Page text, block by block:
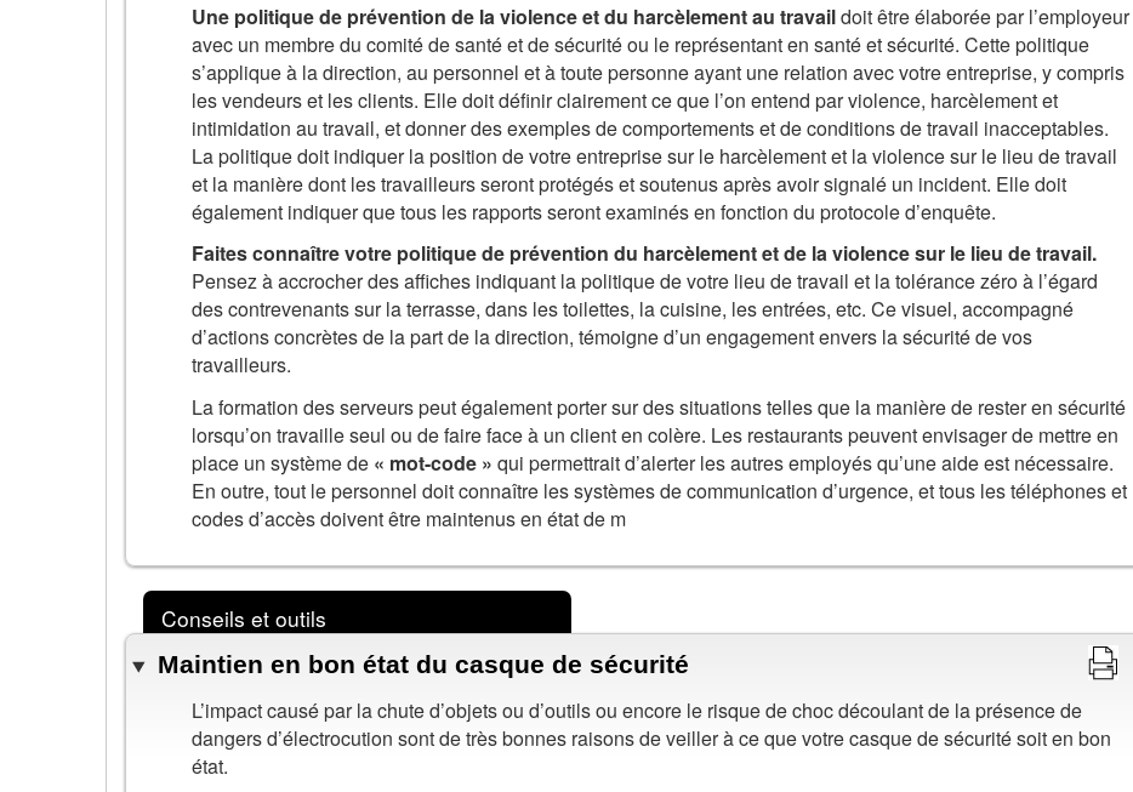
Une politique de prévention de la violence et du harcèlement au travaildoit être élaborée par l’employeur
avec un membre du comité de santé et de sécurité ou le représentant en santé et sécurité. Cette politique
s’applique à la direction, au personnel et à toute personne ayant une relation avec votre entreprise, y compris
les vendeurs et les clients. Elle doit définir clairement ce que l’on entend par violence, harcèlement et
intimidation au travail, et donner des exemples de comportements et de conditions de travail inacceptables.
La politique doit indiquer la position de votre entreprise sur le harcèlement et la violence sur le lieu de travail
et la manière dont les travailleurs seront protégés et soutenus après avoir signalé un incident. Elle doit
également indiquer que tous les rapports seront examinés en fonction du protocole d’enquête.
Faites connaître votre politique de prévention du harcèlement et de la violence sur le lieu de travail.
Pensez à accrocher des affiches indiquant la politique de votre lieu de travail et la tolérance zéro à l’égard
des contrevenants sur la terrasse, dans les toilettes, la cuisine, les entrées, etc. Ce visuel, accompagné
d’actions concrètes de la part de la direction, témoigne d’un engagement envers la sécurité de vos
travailleurs.
La formation des serveurs peut également porter sur des situations telles que la manière de rester en sécurité
lorsqu’on travaille seul ou de faire face à un client en colère. Les restaurants peuvent envisager de mettre en
place un système de « mot-code » qui permettrait d’alerter les autres employés qu’une aide est nécessaire.
En outre, tout le personnel doit connaître les systèmes de communication d’urgence, et tous les téléphones et
codes d’accès doivent être maintenus en état de m
Conseils et outils
Maintien en bon état du casque de sécurité
L’impact causé par la chute d’objets ou d’outils ou encore le risque de choc découlant de la présence de
dangers d’électrocution sont de très bonnes raisons de veiller à ce que votre casque de sécurité soit en bon
état.